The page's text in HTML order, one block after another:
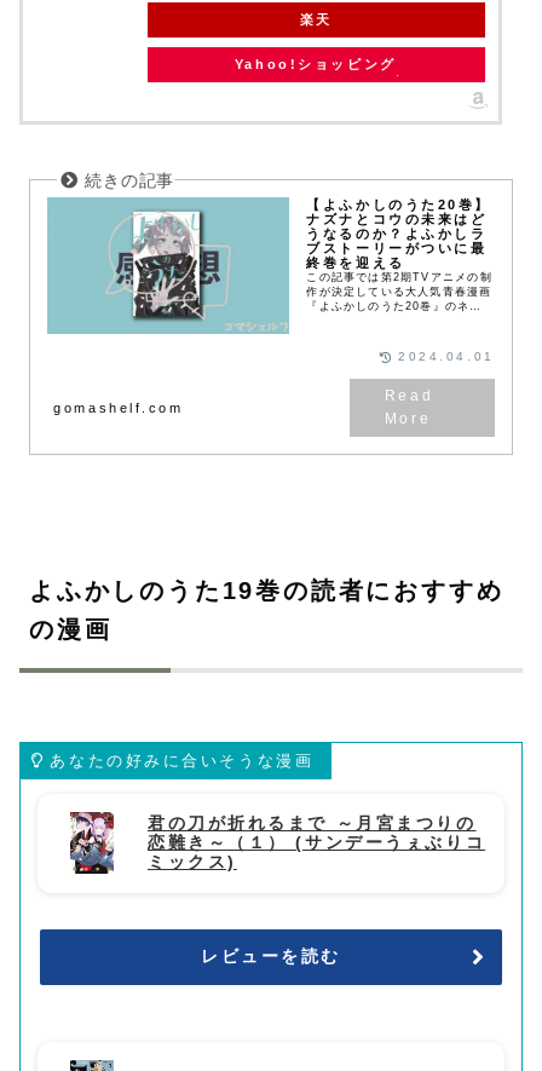
楽天
Yahoo!ショッピング
【よふかしのうた20巻】
ナズナとコウの未来はど
うなるのか？よふかしラ
ブストーリーがついに最
終巻を迎える
この記事では第2期TVアニメの制
作が決定している大人気青春漫画
『よふかしのうた20巻』のネタ
が恋心を自覚して、恋人の時間に
酔いしれる展開が描...
gomashelf.com
2024.04.01
よふかしのうた19巻の読者におすすめ
の漫画
あなたの好みに合いそうな漫画
君の刀が折れるまで ～月宮まつりの
恋難き～（１） (サンデーうぇぶりコ
ミックス)
レビューを読む